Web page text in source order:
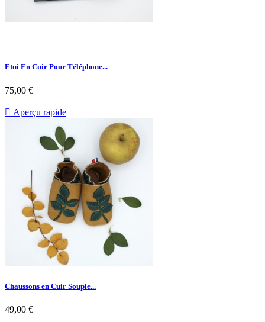
Etui En Cuir Pour Téléphone...
75,00 €
 Aperçu rapide
Chaussons en Cuir Souple...
49,00 €